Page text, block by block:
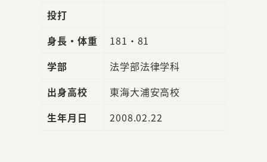
投打
身長・体重
181・81
学部
法学部法律学科
出身高校
東海大浦安高校
生年月日
2008.02.22